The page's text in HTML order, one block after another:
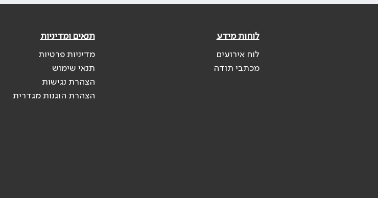
לוחות מידע
לוח אירועים
מכתבי תודה
תנאים ומדיניות
מדיניות פרטיות
תנאי שימוש
הצהרת נגישות
הצהרת הוגנות מגדרית